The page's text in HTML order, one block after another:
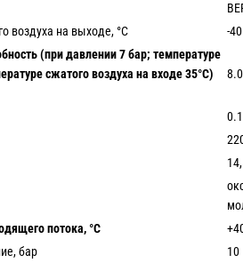
воздуха на выходе, °С
-
(при давлении 7 бар; температуре
сжатого воздуха на входе 35°С)
8.0
0.1
потока, °С
бар
10